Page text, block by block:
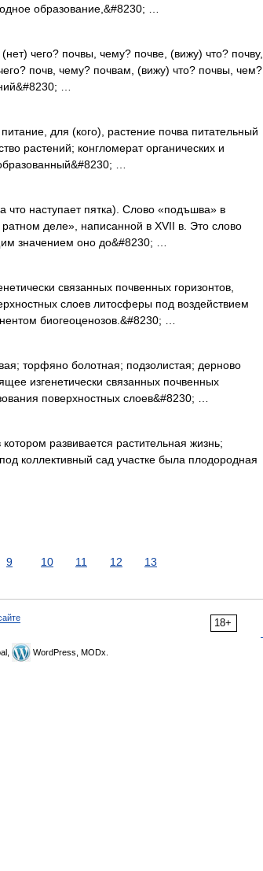
образование,&#8230; …
чего? почвы, чему? почве, (вижу) что? почву,
почв, чему? почвам, (вижу) что? почвы, чем?
…
для (кого), растение почва питательный
растений; конгломерат органических и
…
наступает пятка). Слово «подъшва» в
деле», написанной в XVII в. Это слово
значением оно до&#8230; …
связанных почвенных горизонтов,
слоев литосферы под воздействием
биогеоценозов.&#8230; …
торфяно болотная; подзолистая; дерново
изгенетически связанных почвенных
поверхностных слоев&#8230; …
развивается растительная жизнь;
коллективный сад участке была плодородная
9 10 11 12 13
18+
WordPress, MODx.